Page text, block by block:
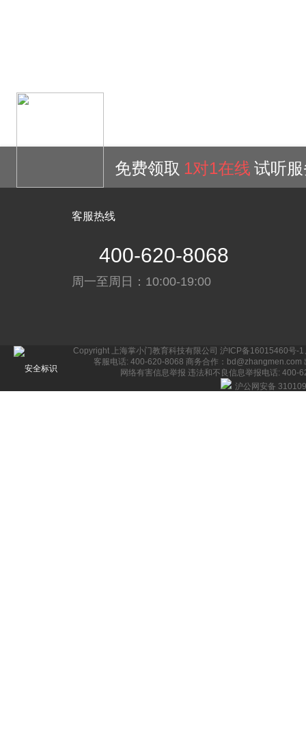
免费领取 1对1在线 试听
客服热线
400-620-8068
周一至周日：10:00-19:00
Copyright 上海掌小门教育科技有限公司 沪ICP备16015460号-
客服电话: 400-620-8068 商务合作：bd@zhangmen.com
网络有害信息举报 违法和不良信息举报电话: 400-
沪公网安备